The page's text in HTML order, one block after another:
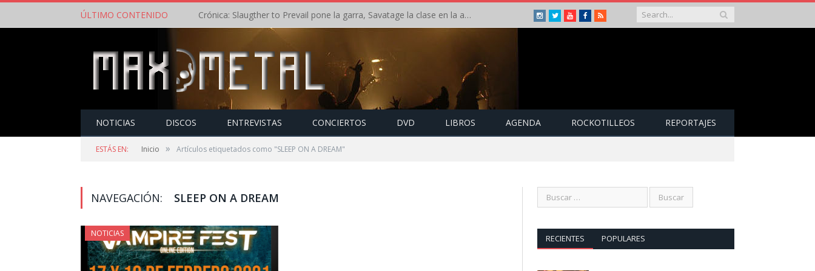
ÚLTIMO CONTENIDO Crónica: Slaugther to Prevail pone la garra, Savatage la clase en la apertura del Leyendas del Rock – Miércoles – Agosto 2026 Instagram
TwitterYoutubeFacebook
RSS
NOTICIAS DISCOS ENTREVISTAS CONCIERTOS DVD LIBROS AGENDA ROCKOTILLEOS REPORTAJES
ESTÁS EN: Inicio » Artículos etiquetados como "SLEEP ON A DREAM"
NAVEGACIÓN: SLEEP ON A DREAM
NOTICIAS RECIENTES POPULARES